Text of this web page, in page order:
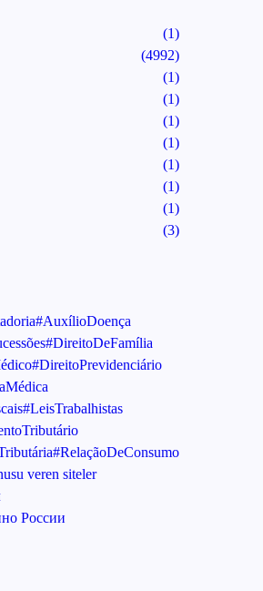
(1)
(4992)
(1)
(1)
(1)
(1)
(1)
(1)
(1)
(3)
#AuxílioDoença
#DireitoDeFamília
#DireitoPrevidenciário
#LeisTrabalhistas
#RelaçãoDeConsumo
veren siteler
России